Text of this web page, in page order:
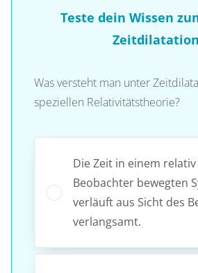
Teste dein Wissen
Zeitdilatation
Was versteht man unter
speziellen Relativitätstheorie?
Die Zeit in einem
Beobachter bewegten
verläuft aus Sicht des
verlangsamt.